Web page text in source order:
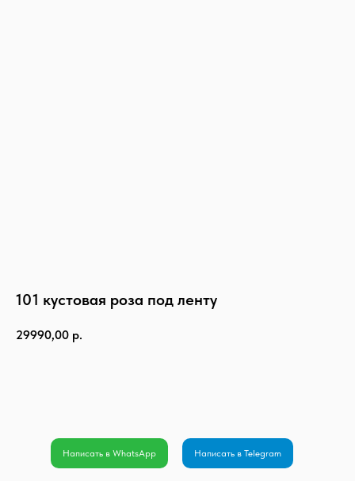
101 кустовая роза под ленту
29990,00 р.
Написать в WhatsApp Написать в Telegram